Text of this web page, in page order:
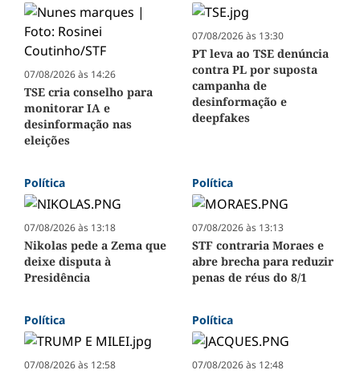
07/08/2026 às 14:26
TSE cria conselho para
monitorar IA e
desinformação nas
eleições
07/08/2026 às 13:30
PT leva ao TSE denúncia
contra PL por suposta
campanha de
desinformação e
deepfakes
Política
07/08/2026 às 13:18
Nikolas pede a Zema que
deixe disputa à
Presidência
Política
07/08/2026 às 13:13
STF contraria Moraes e
abre brecha para reduzir
penas de réus do 8/1
Política
07/08/2026 às 12:58
Política
07/08/2026 às 12:48